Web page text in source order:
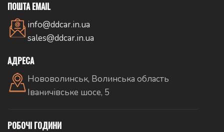
ПОШТА EMAIL
info@ddcar.in.ua
sales@ddcar.in.ua
АДРЕСА
Нововолинськ, Волинська область
Іваничівське шосе, 5
РОБОЧІ ГОДИНИ